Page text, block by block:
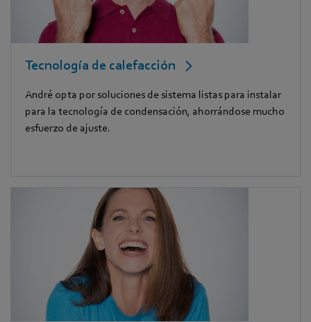
Tecnología de calefacción
André opta por soluciones de sistema listas para instalar
para la tecnología de condensación, ahorrándose mucho
esfuerzo de ajuste.